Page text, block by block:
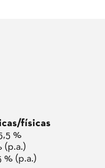
físicas
%
(p.a.)
% (p.a.)